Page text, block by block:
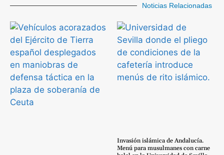
Noticias Relacionadas
Invasión islámica de Andalucía.
Menú para musulmanes con carne